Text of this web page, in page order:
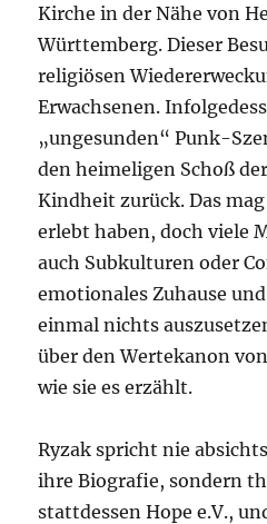
Kirche in der Nähe von
Württemberg. Dieser
religiösen
Erwachsenen.
„ungesunden“ Punk-
den heimeligen Schoß
Kindheit zurück. Das mag
erlebt haben, doch viele
auch Subkulturen oder
emotionales Zuhause
einmal nichts
über den Wertekanon
wie sie es erzählt.
Ryzak spricht nie
ihre Biografie, sondern
stattdessen Hope e.V.,